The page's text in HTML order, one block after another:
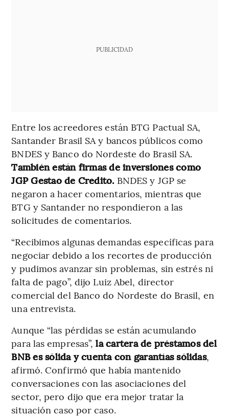
PUBLICIDAD
Entre los acreedores están BTG Pactual SA,
Santander Brasil SA y bancos públicos como
BNDES y Banco do Nordeste do Brasil SA.
También están firmas de inversiones como
JGP Gestao de Credito. BNDES y JGP se
negaron a hacer comentarios, mientras que
BTG y Santander no respondieron a las
solicitudes de comentarios.
“Recibimos algunas demandas específicas para
negociar debido a los recortes de producción
y pudimos avanzar sin problemas, sin estrés ni
falta de pago”, dijo Luiz Abel, director
comercial del Banco do Nordeste do Brasil, en
una entrevista.
Aunque “las pérdidas se están acumulando
para las empresas”,la cartera de préstamos del
BNB es sólida y cuenta con garantías sólidas,
afirmó. Confirmó que había mantenido
conversaciones con las asociaciones del
sector, pero dijo que era mejor tratar la
situación caso por caso.